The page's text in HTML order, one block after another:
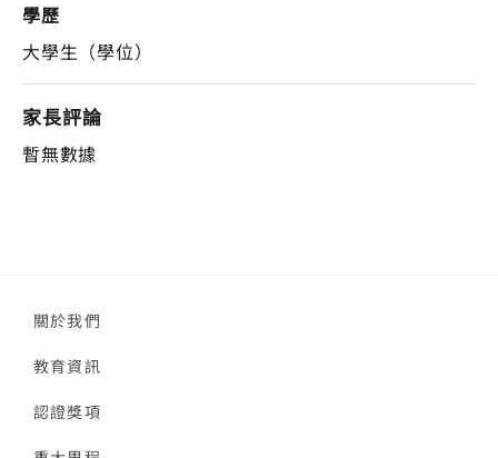
學歷
大學生（學位）
家長評論
暫無數據
關於我們
教育資訊
認證獎項